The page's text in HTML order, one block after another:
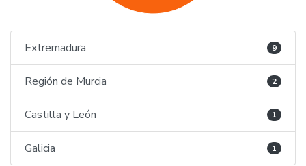
Extremadura 9
Región de Murcia 2
Castilla y León 1
Galicia 1